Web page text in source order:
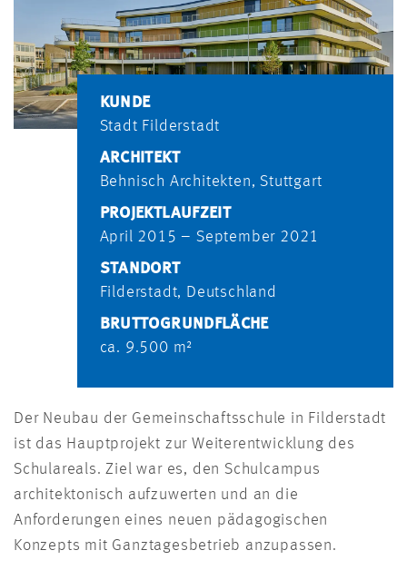
KUNDE
Stadt Filderstadt
ARCHITEKT
Behnisch Architekten, Stuttgart
PROJEKTLAUFZEIT
April 2015 – September 2021
STANDORT
Filderstadt, Deutschland
BRUTTOGRUNDFLÄCHE
ca. 9.500 m²
Der Neubau der Gemeinschaftsschule in Filderstadt
ist das Hauptprojekt zur Weiterentwicklung des
Schulareals. Ziel war es, den Schulcampus
architektonisch aufzuwerten und an die
Anforderungen eines neuen pädagogischen
Konzepts mit Ganztagesbetrieb anzupassen.